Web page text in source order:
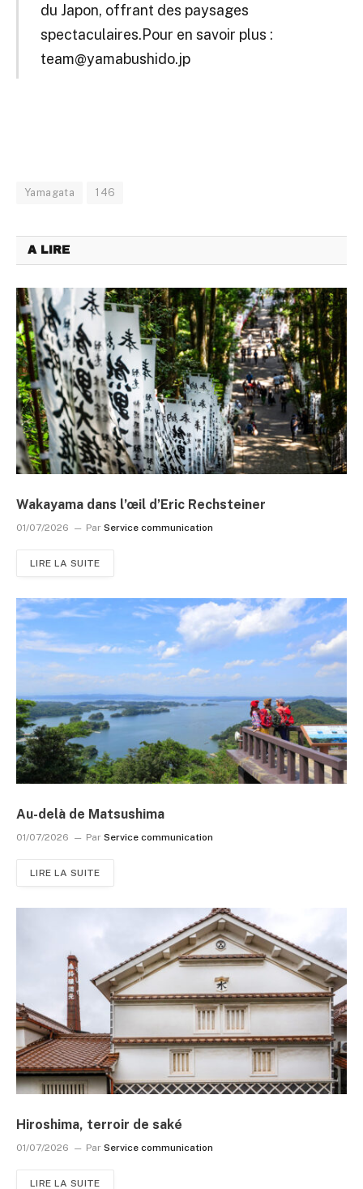
du Japon, offrant des paysages
spectaculaires.Pour en savoir plus :
team@yamabushido.jp
Yamagata 146
A LIRE
Wakayama dans l’œil d’Eric Rechsteiner
01/07/2026 Par Service communication
LIRE LA SUITE
Au-delà de Matsushima
01/07/2026 Par Service communication
LIRE LA SUITE
Hiroshima, terroir de saké
01/07/2026 Par Service communication
LIRE LA SUITE